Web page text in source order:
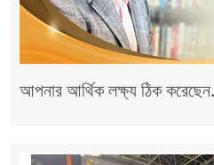
আপনার আর্থিক লক্ষ্য ঠিক